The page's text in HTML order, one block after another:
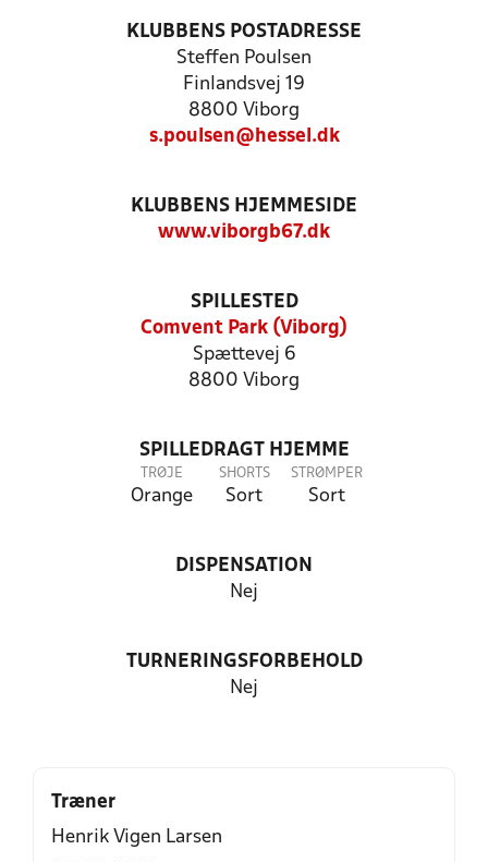
KLUBBENS POSTADRESSE
Steffen Poulsen
Finlandsvej 19
8800 Viborg
s.poulsen@hessel.dk
KLUBBENS HJEMMESIDE
www.viborgb67.dk
SPILLESTED
Comvent Park (Viborg)
Spættevej 6
8800 Viborg
SPILLEDRAGT HJEMME
TRØJE
Orange
SHORTS
Sort
STRØMPER
Sort
DISPENSATION
Nej
TURNERINGSFORBEHOLD
Nej
Træner
Henrik Vigen Larsen